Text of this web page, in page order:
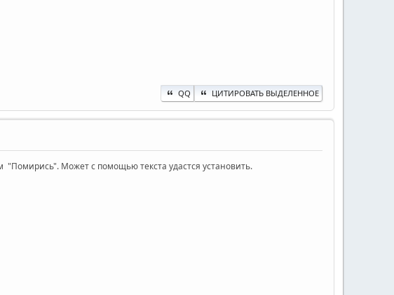
QQ ЦИТИРОВАТЬ ВЫДЕЛЕННОЕ
"Помирись". Может с помощью текста удастся установить.